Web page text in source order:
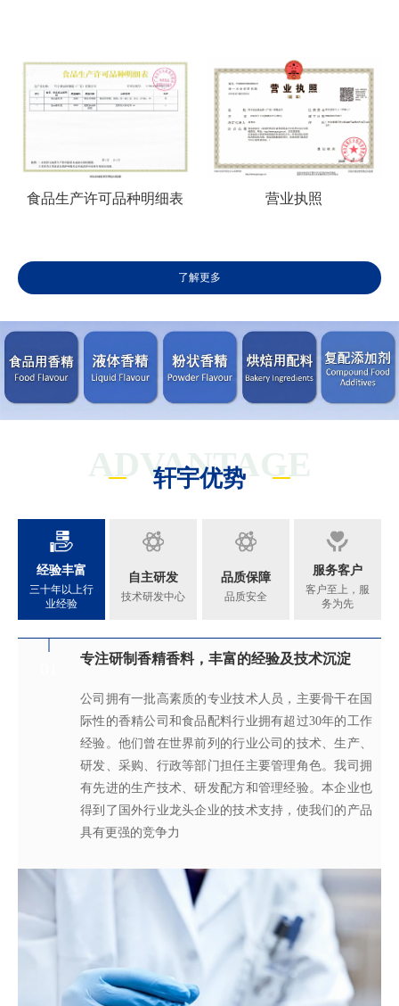
品生产许可品种明细表 营业执照
了解更多
ADVANTAGE
轩宇优势
经验丰富
三十年以上行
业经验
自主研发
技术研发中心
品质保障
品质安全
服务客户
客户至上，服
务为先
专注研制香精香料，丰富的经验及技术沉淀
公司拥有一批高素质的专业技术人员，主要骨干在国
际性的香精公司和食品配料行业拥有超过30年的工作
经验。他们曾在世界前列的行业公司的技术、生产、
研发、采购、行政等部门担任主要管理角色。我司拥
有先进的生产技术、研发配方和管理经验。本企业也
得到了国外行业龙头企业的技术支持，使我们的产品
具有更强的竞争力
满足客户不同的调香需求
拥有独立的香精香料技术研发实验室和生产车间，可
为客户提供适合、满意，高性价比的高品质香精。
完善的质量管理体系
从2005年起，公司就建立了国际认可的ISO9001：
2015质量管理体系及ISO22000：2018 食品安全管理体
系，为所有产品质量稳定性及食用安全性保驾护航。
真心酿香味 芬芳传五洲
轩宇的应用及技术服务中心，汇聚了多位优秀的技术
工程师从事香精香料在各类产品中的开发应用，能高
效地针对客户需求打造不同产品，满 足客户对提高其
产品质量以及缩短交货期的需求。